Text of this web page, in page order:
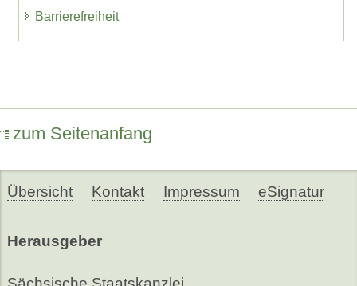
Barrierefreiheit
zum Seitenanfang
Übersicht Kontakt Impressum eSignatur
Herausgeber